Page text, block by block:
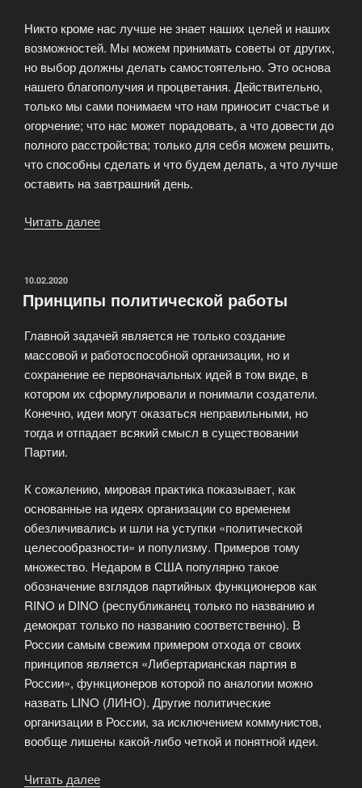
Никто кроме нас лучше не знает наших целей и наших
возможностей. Мы можем принимать советы от других,
но выбор должны делать самостоятельно. Это основа
нашего благополучия и процветания. Действительно,
только мы сами понимаем что нам приносит счастье и
огорчение; что нас может порадовать, а что довести до
полного расстройства; только для себя можем решить,
что способны сделать и что будем делать, а что лучше
оставить на завтрашний день.
Читать далее
и
ОПУБЛИКОВАНО
10.02.2020
Принципы политической работы
Главной задачей является не только создание
массовой и работоспособной организации, но и
сохранение ее первоначальных идей в том виде, в
котором их сформулировали и понимали создатели.
Конечно, идеи могут оказаться неправильными, но
тогда и отпадает всякий смысл в существовании
Партии.
К сожалению, мировая практика показывает, как
основанные на идеях организации со временем
обезличивались и шли на уступки «политической
целесообразности» и популизму. Примеров тому
множество. Недаром в США популярно такое
обозначение взглядов партийных функционеров как
RINO и DINO (республиканец только по названию и
демократ только по названию соответственно). В
России самым свежим примером отхода от своих
принципов является «Либертарианская партия в
России», функционеров которой по аналогии можно
назвать LINO (ЛИНО). Другие политические
организации в России, за исключением коммунистов,
вообще лишены какой-либо четкой и понятной идеи.
Читать далее